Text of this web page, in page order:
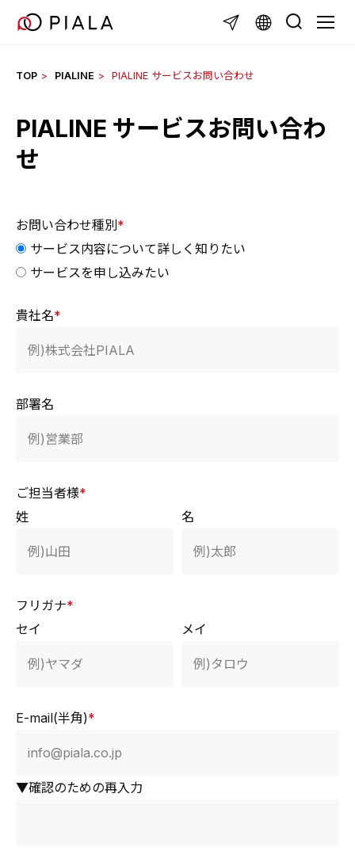
TOP PIALINE PIALINE サービスお問い合わせ
PIALINE サービスお問い合わ
せ
お問い合わせ種別*
サービス内容について詳しく知りたい
サービスを申し込みたい
貴社名*
部署名
ご担当者様*
姓
名
フリガナ*
セイ
メイ
E-mail(半角)*
▼確認のための再入力